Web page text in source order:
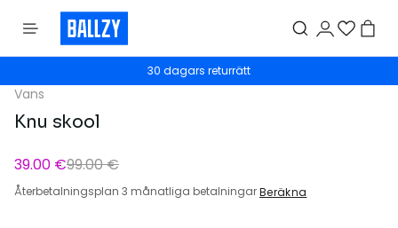
30 dagars returrätt
Vans
Knu skool
39.00 €99.00 €
Återbetalningsplan 3 månatliga betalningarBeräkna